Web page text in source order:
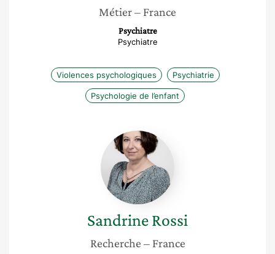
Métier– France
Psychiatre
Psychiatre
Violences psychologiques Psychiatrie
Psychologie de l’enfant
Sandrine
Rossi
SandrineRossi
Recherche – France